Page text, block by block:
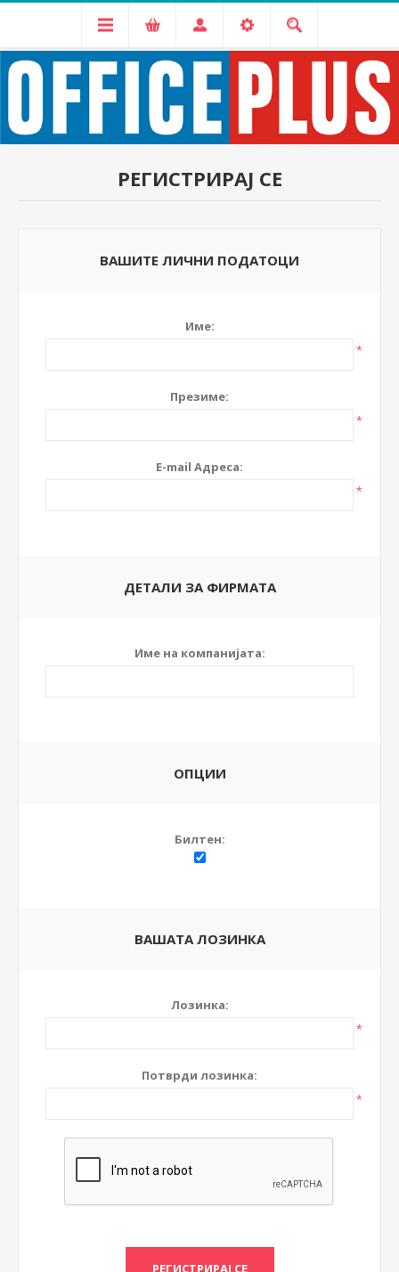
РЕГИСТРИРАЈ СЕ
ВАШИТЕ ЛИЧНИ ПОДАТОЦИ
Име:
*
Презиме:
*
E-mail Адреса:
*
ДЕТАЛИ ЗА ФИРМАТА
Име на компанијата:
ОПЦИИ
Билтен:
ВАШАТА ЛОЗИНКА
Лозинка:
*
Потврди лозинка:
*